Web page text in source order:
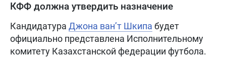
КФФ должна утвердить назначение
Кандидатура Джона ван’т Шкипа будет
официально представлена Исполнительному
комитету Казахстанской федерации футбола.